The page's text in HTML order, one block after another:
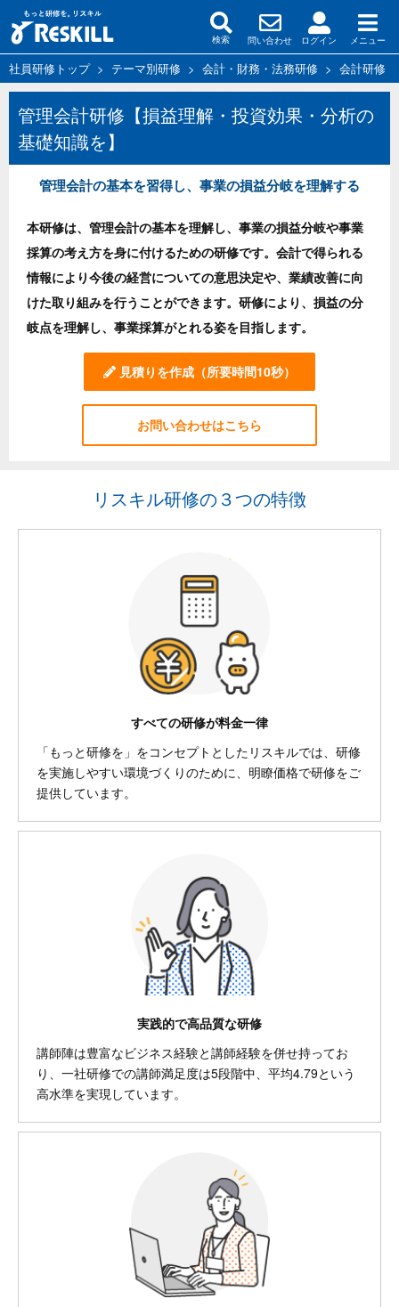
検索 問い合わせ ログイン メニュー
社員研修トップ> テーマ別研修 > 会計・財務・法務研修 > 会計研修
管理会計研修【損益理解・投資効果・分析の
基礎知識を】
管理会計の基本を習得し、事業の損益分岐を理解する
本研修は、管理会計の基本を理解し、事業の損益分岐や事業
採算の考え方を身に付けるための研修です。会計で得られる
情報により今後の経営についての意思決定や、業績改善に向
けた取り組みを行うことができます。研修により、損益の分
岐点を理解し、事業採算がとれる姿を目指します。
見積りを作成 （所要時間10秒）
お問い合わせはこちら
リスキル研修の３つの特徴
すべての研修が料金一律
「もっと研修を」をコンセプトとしたリスキルでは、研修
を実施しやすい環境づくりのために、明瞭価格で研修をご
提供しています。
実践的で高品質な研修
講師陣は豊富なビジネス経験と講師経験を併せ持ってお
り、一社研修での講師満足度は5段階中、平均4.79という
高水準を実現しています。